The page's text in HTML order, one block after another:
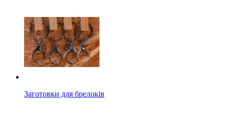
Заготовки для брелоків